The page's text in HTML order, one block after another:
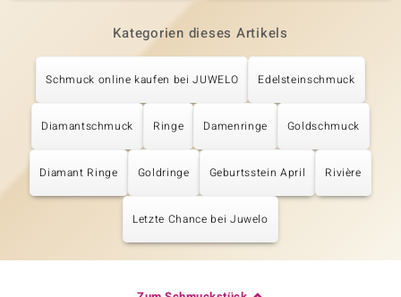
Kategorien dieses Artikels
Schmuck online kaufen bei JUWELO Edelsteinschmuck
Diamantschmuck Ringe Damenringe Goldschmuck
Diamant Ringe Goldringe Geburtsstein April Rivière
Letzte Chance bei Juwelo